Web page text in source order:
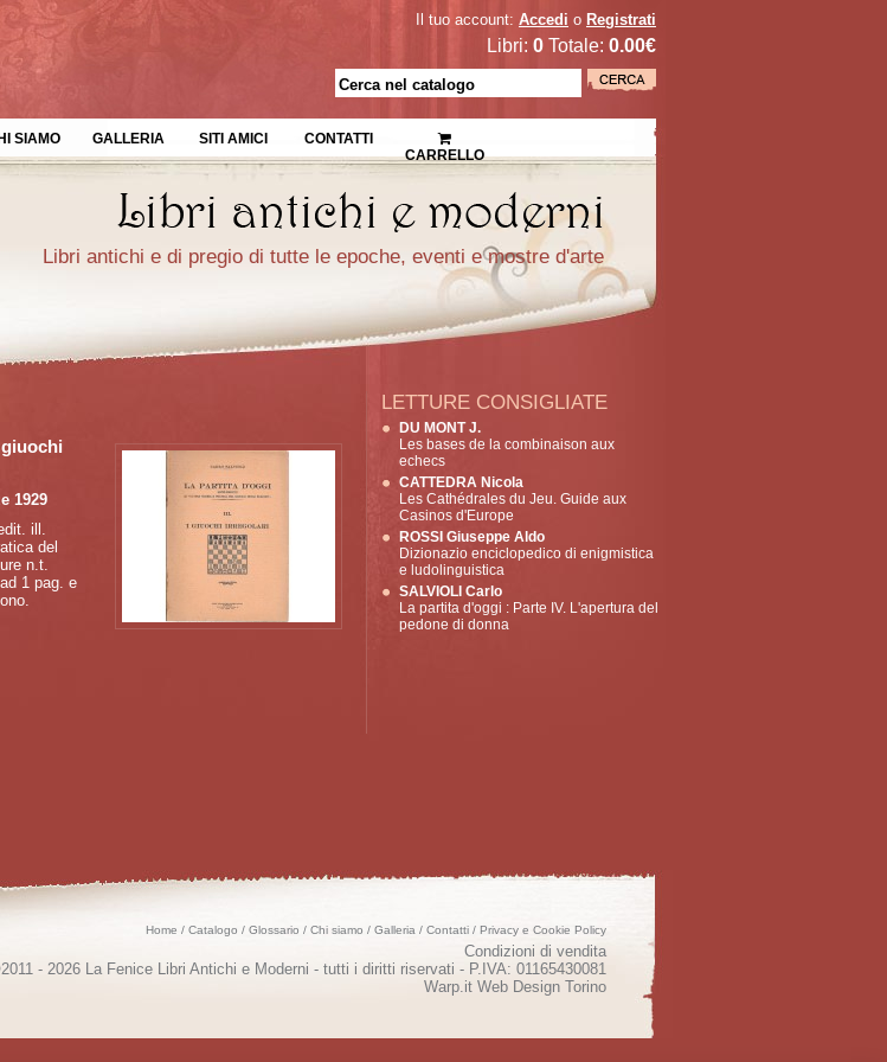
Il tuo account: Accedi o Registrati
Libri: 0 Totale: 0.00€
SIAMO GALLERIA SITI AMICI
CONTATTI
CARRELLO
Libri antichi e di pregio di tutte le epoche, eventi e mostre d'arte
1929
ill.
del
n.t.
1 pag. e
LETTURE CONSIGLIATE
DU MONT J.
Les bases de la combinaison aux
echecs
CATTEDRA Nicola
Les Cathédrales du Jeu. Guide aux
Casinos d'Europe
ROSSI Giuseppe Aldo
Dizionazio enciclopedico di enigmistica
e ludolinguistica
SALVIOLI Carlo
La partita d'oggi : Parte IV. L'apertura del
pedone di donna
Home / Catalogo / Glossario / Chi siamo / Galleria / Contatti / Privacy e Cookie Policy
Condizioni di vendita
- 2026 La Fenice Libri Antichi e Moderni - tutti i diritti riservati - P.IVA: 01165430081
Warp.it Web Design Torino